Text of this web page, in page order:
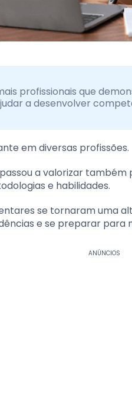
profissionais que
a desenvolver
em diversas profissões.
a valorizar
e habilidades.
se tornaram uma
e se preparar para
ANÚNCIOS